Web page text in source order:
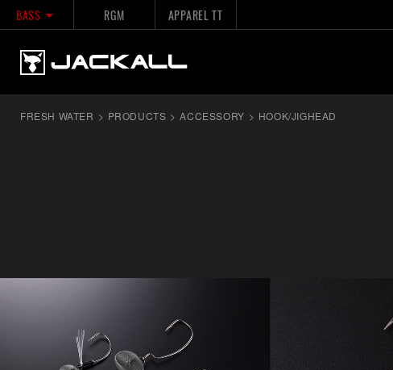
BASS RGM APPAREL TT
FRESH WATER > PRODUCTS > ACCESSORY > HOOK/JIGHEAD